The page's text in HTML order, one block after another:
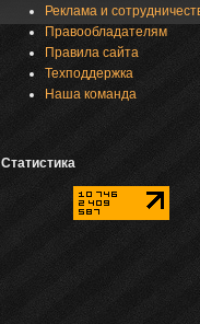
Реклама и
Правообладателям
Правила сайта
Техподдержка
Наша команда
Статистика